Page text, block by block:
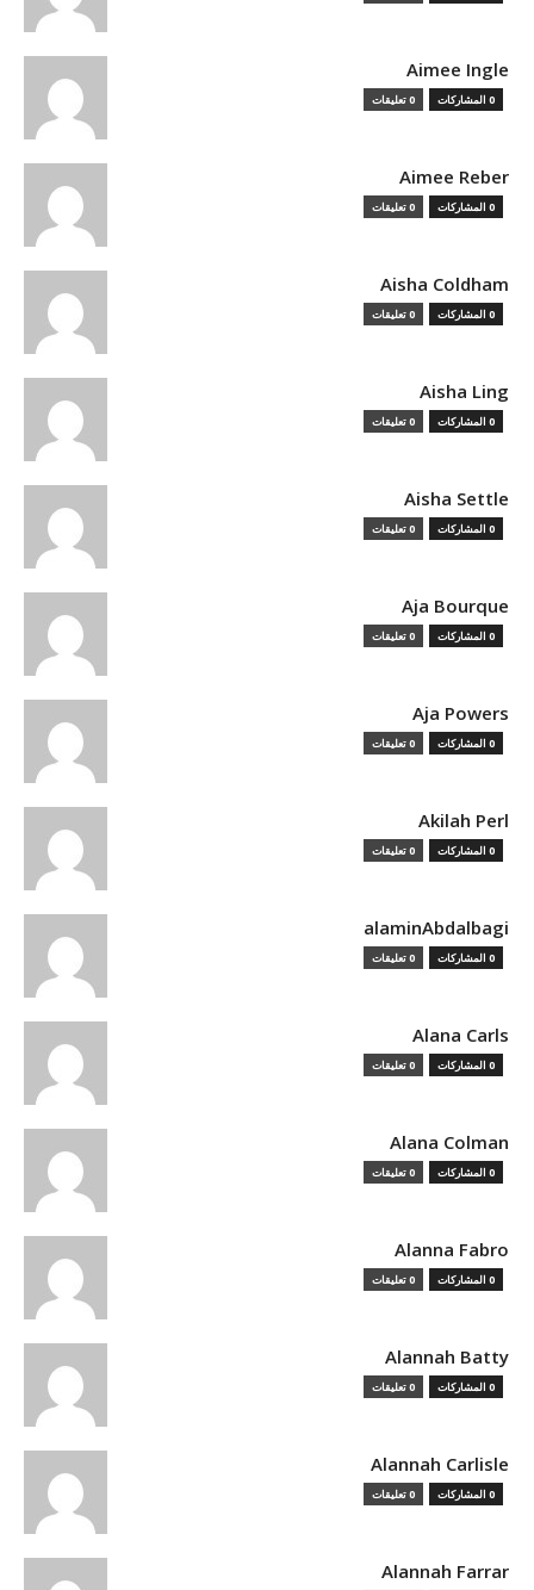
Aimee Ingle
0 المشاركات 0 تعليقات
Aimee Reber
0 المشاركات 0 تعليقات
Aisha Coldham
0 المشاركات 0 تعليقات
Aisha Ling
0 المشاركات 0 تعليقات
Aisha Settle
0 المشاركات 0 تعليقات
Aja Bourque
0 المشاركات 0 تعليقات
Aja Powers
0 المشاركات 0 تعليقات
Akilah Perl
0 المشاركات 0 تعليقات
alaminAbdalbagi
0 المشاركات 0 تعليقات
Alana Carls
0 المشاركات 0 تعليقات
Alana Colman
0 المشاركات 0 تعليقات
Alanna Fabro
0 المشاركات 0 تعليقات
Alannah Batty
0 المشاركات 0 تعليقات
Alannah Carlisle
0 المشاركات 0 تعليقات
Alannah Farrar